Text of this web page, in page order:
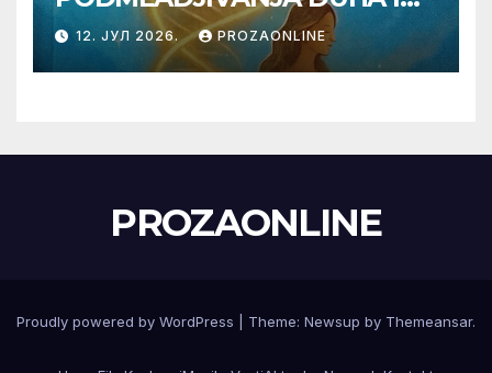
TELA SA TESLOM
12. ЈУЛ 2026. PROZAONLINE
PROZAONLINE
Proudly powered by WordPress Theme: Newsup by Themeansar.